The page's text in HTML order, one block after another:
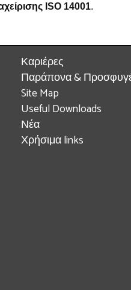
ISO 14001.
Καριέρες
Παράπονα &
Site Map
Useful Downloads
Νέα
Χρήσιμα links